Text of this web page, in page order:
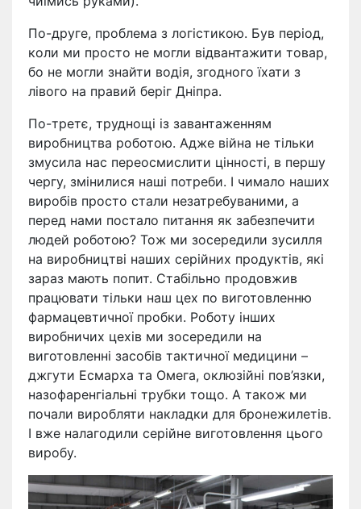
По-друге, проблема з логістикою. Був період,
коли ми просто не могли відвантажити товар,
бо не могли знайти водія, згодного їхати з
лівого на правий беріг Дніпра.
По-третє, труднощі із завантаженням
виробництва роботою. Адже війна не тільки
змусила нас переосмислити цінності, в першу
чергу, змінилися наші потреби. І чимало наших
виробів просто стали незатребуваними, а
перед нами постало питання як забезпечити
людей роботою? Тож ми зосередили зусилля
на виробництві наших серійних продуктів, які
зараз мають попит. Стабільно продовжив
працювати тільки наш цех по виготовленню
фармацевтичної пробки. Роботу інших
виробничих цехів ми зосередили на
виготовленні засобів тактичної медицини –
джгути Есмарха та Омега, оклюзійні пов’язки,
назофаренгіальні трубки тощо. А також ми
почали виробляти накладки для бронежилетів.
І вже налагодили серійне виготовлення цього
виробу.